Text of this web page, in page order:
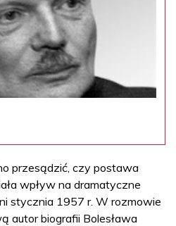
przesądzić, czy postawa
wpływ na dramatyczne
stycznia 1957 r. W rozmowie
autor biografii Bolesława